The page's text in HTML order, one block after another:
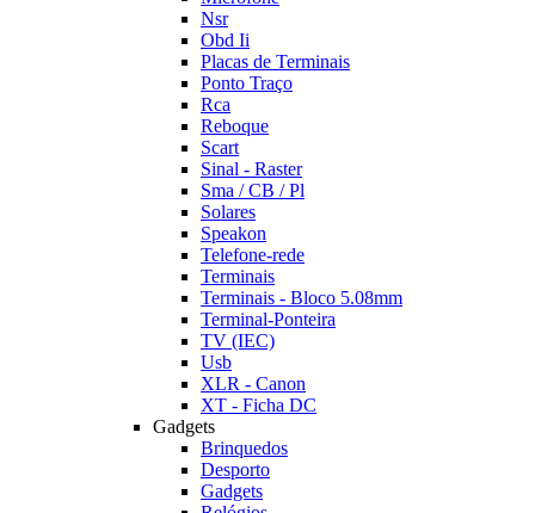
Nsr
Obd Ii
Placas de Terminais
Ponto Traço
Rca
Reboque
Scart
Sinal - Raster
Sma / CB / Pl
Solares
Speakon
Telefone-rede
Terminais
Terminais - Bloco 5.08mm
Terminal-Ponteira
TV (IEC)
Usb
XLR - Canon
XT - Ficha DC
Gadgets
Brinquedos
Desporto
Gadgets